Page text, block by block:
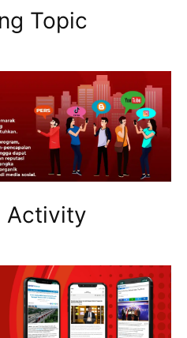
Topic
Activity